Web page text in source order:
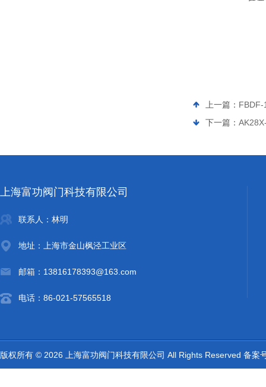
上一篇： FBDF-
下一篇：
上海富功阀门科技有限公司
联系人：林明
地址：上海市金山枫泾工业区
邮箱：13816178393@163.com
电话：86-021-57565518
版权所有 © 2026 上海富功阀门科技有限公司 All Rights Reserved 备案